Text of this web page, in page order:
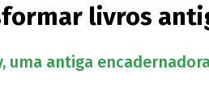
livros
uma antiga